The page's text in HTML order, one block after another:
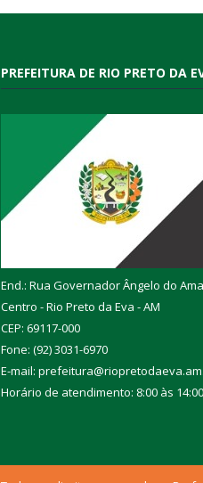
PREFEITURA DE RIO PRETO DA
End.: Rua Governador Ângelo do
Centro - Rio Preto da Eva - AM
CEP: 69117-000
Fone: (92) 3031-6970
E-mail:
Horário de atendimento: 8:00 às 14:00